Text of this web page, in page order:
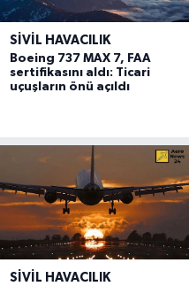
SIVIL HAVACILIK
Boeing 737 MAX 7, FAA
sertifikasını aldı: Ticari
uçuşların önü açıldı
SIVIL HAVACILIK